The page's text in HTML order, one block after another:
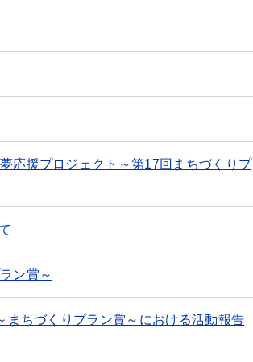
応援プロジェクト～第17回まちづくりプ
ン賞～
まちづくりプラン賞～における活動報告